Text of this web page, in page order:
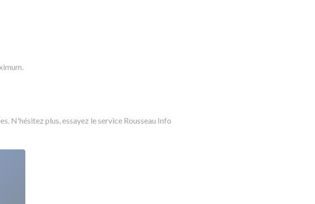
N'hésitez plus, essayez le service Rousseau Info